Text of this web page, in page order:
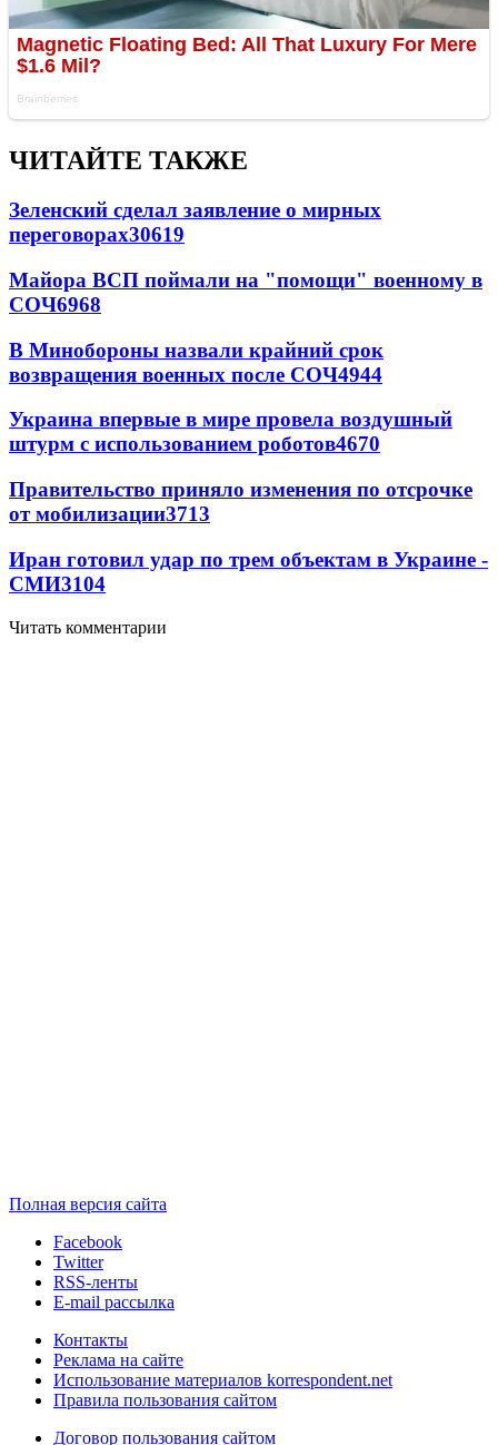
ЧИТАЙТЕ ТАКЖЕ
Зеленский сделал заявление о мирных
переговорах30619
Майора ВСП поймали на "помощи" военному в
СОЧ6968
В Минобороны назвали крайний срок
возвращения военных после СОЧ4944
Украина впервые в мире провела воздушный
штурм с использованием роботов4670
Правительство приняло изменения по отсрочке
от мобилизации3713
Иран готовил удар по трем объектам в Украине -
СМИ3104
Читать комментарии
Полная версия сайта
Facebook
Twitter
RSS-ленты
E-mail рассылка
Контакты
Реклама на сайте
Использование материалов korrespondent.net
Правила пользования сайтом
Договор пользования сайтом